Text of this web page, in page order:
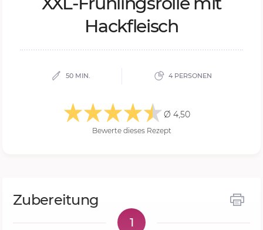
Hack­fleisch
50 MIN. 4 PERSONEN
Ø 4,50
Bewerte dieses Rezept
Zubereitung
1